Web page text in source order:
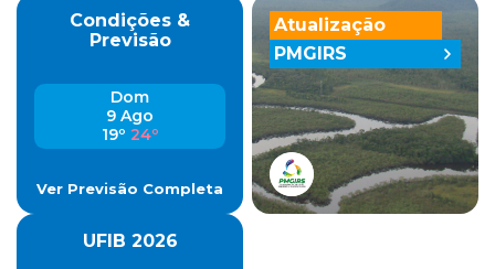
Condições &
Previsão
Dom
9 Ago
19º 24º
Ver Previsão Completa
UFIB 2026
Atualização
PMGIRS